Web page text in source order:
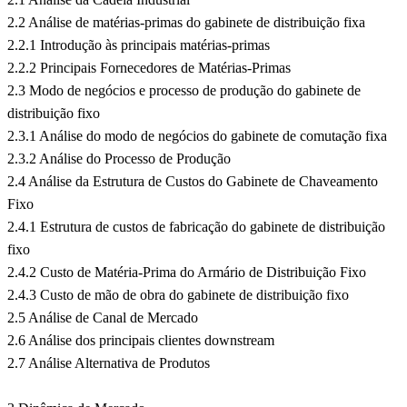
2.2 Análise de matérias-primas do gabinete de distribuição fixa
2.2.1 Introdução às principais matérias-primas
2.2.2 Principais Fornecedores de Matérias-Primas
2.3 Modo de negócios e processo de produção do gabinete de
distribuição fixo
2.3.1 Análise do modo de negócios do gabinete de comutação fixa
2.3.2 Análise do Processo de Produção
2.4 Análise da Estrutura de Custos do Gabinete de Chaveamento
Fixo
2.4.1 Estrutura de custos de fabricação do gabinete de distribuição
fixo
2.4.2 Custo de Matéria-Prima do Armário de Distribuição Fixo
2.4.3 Custo de mão de obra do gabinete de distribuição fixo
2.5 Análise de Canal de Mercado
2.6 Análise dos principais clientes downstream
2.7 Análise Alternativa de Produtos